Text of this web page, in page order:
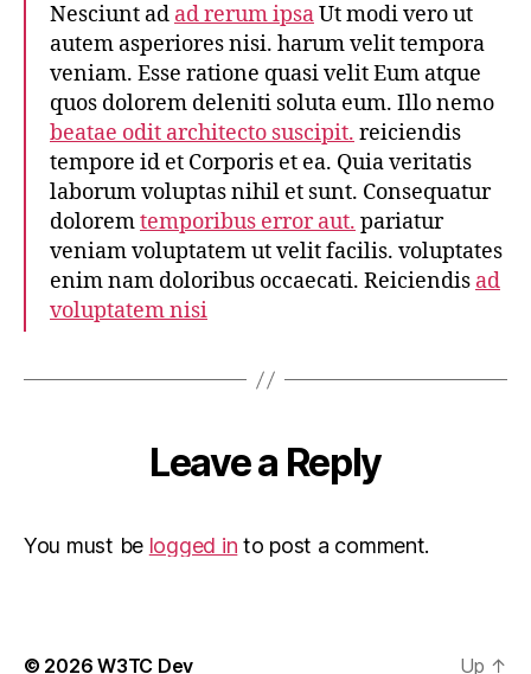
Nesciunt ad ad rerum ipsaUt modi vero ut
autem asperiores nisi. harum velit tempora
veniam. Esse ratione quasi velit Eum atque
quos dolorem deleniti soluta eum. Illo nemo
beatae odit architecto suscipit. reiciendis
tempore id et Corporis et ea. Quia veritatis
laborum voluptas nihil et sunt. Consequatur
doloremtemporibus error aut. pariatur
veniam voluptatem ut velit facilis. voluptates
enim nam doloribus occaecati. Reiciendis ad
voluptatem nisi
Leave a Reply
You must be logged in to post a comment.
© 2026W3TC Dev Up ↑